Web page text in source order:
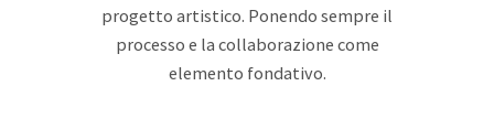
progetto artistico. Ponendo sempre il
processo e la collaborazione come
elemento fondativo.